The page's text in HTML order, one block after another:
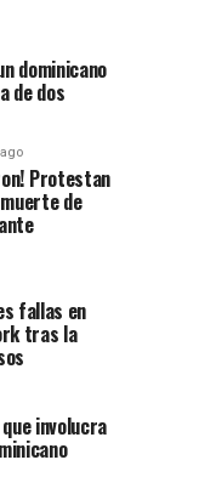
dominicano
de dos
Protestan
de
fallas en
tras la
involucra